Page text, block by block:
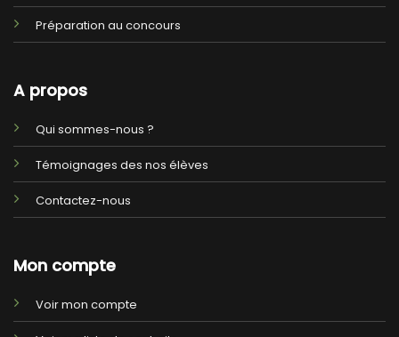
Préparation au concours
A propos
Qui sommes-nous ?
Témoignages des nos élèves
Contactez-nous
Mon compte
Voir mon compte